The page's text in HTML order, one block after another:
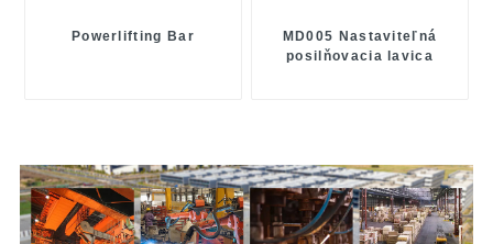
Powerlifting Bar
MD005 Nastaviteľná
posilňovacia lavica